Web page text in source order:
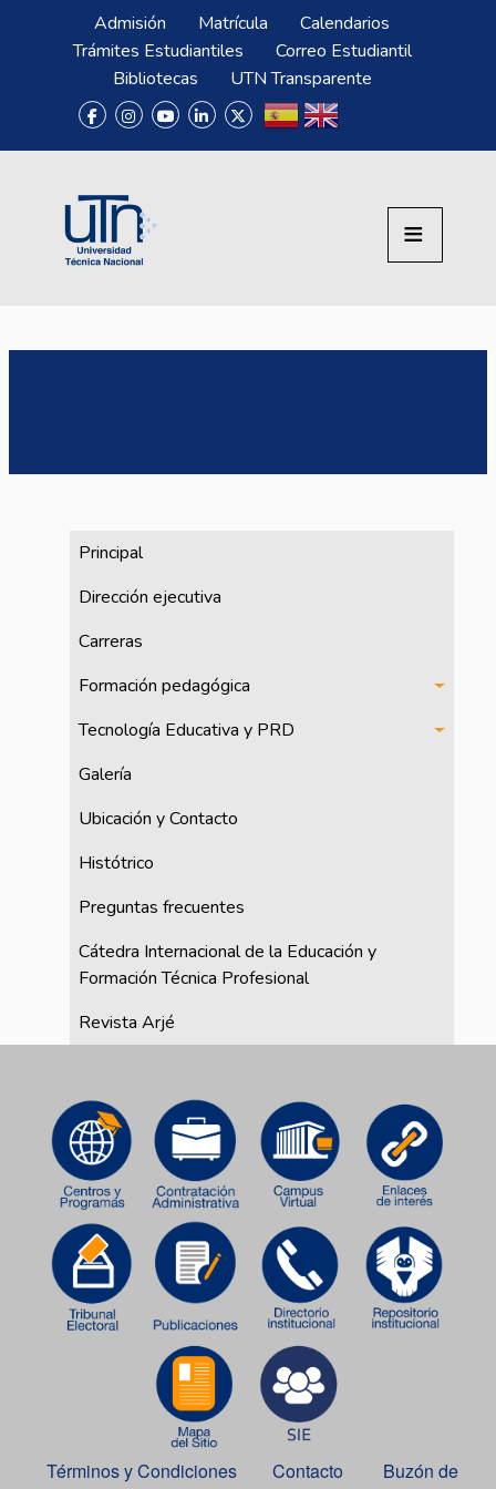
Pasar al contenido principal
Menú SuperiorAdmisión Matrícula
Calendarios
Trámites Estudiantiles
Correo Estudiantil
Bibliotecas
UTN Transparente
CFPTEPrincipal
Dirección ejecutiva
Carreras
Formación pedagógica
Tecnología Educativa y PRD
Galería
Ubicación y Contacto
Histótrico
Preguntas frecuentes
Cátedra Internacional de la Educación y
Formación Técnica Profesional
Revista Arjé
Términos y Condiciones Contacto
Buzón de